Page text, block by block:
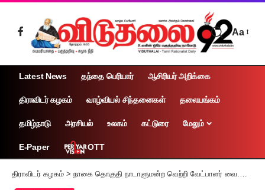
Aa
Latest News தந்தை பெரியார் ஆசிரியர் அறிக்கை
திராவிடர் கழகம் வாழ்வியல் சிந்தனைகள் தலையங்கம்
தமிழ்நாடு அரசியல் உலகம் கட்டுரை மேலும்
E-Paper OTT
திராவிடர் கழகம் > நாகை தொகுதி நாடாளுமன்ற வெற்றி வேட்பாளர் வை.செல்வராஜ் திருத்துறைப்பூண்டியில் தந்தை பெரியார் சிலைக்கு மாலை அணிவித்து மரியாதை